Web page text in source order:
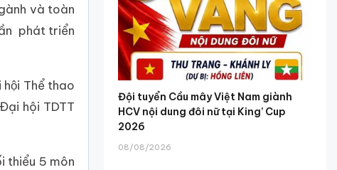
và toàn
phát triển
Thể thao
hội TDTT
thiểu 5 môn
Đội tuyển Cầu mây Việt Nam giành
HCV nội dung đôi nữ tại King’ Cup
2026
08/08/2026